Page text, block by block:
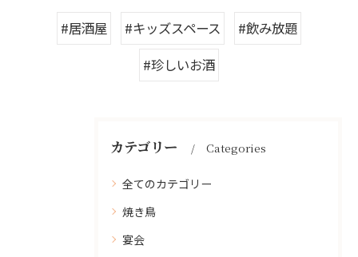
#居酒屋 #キッズスペース
#飲み放題
#珍しいお酒
カテゴリー Categories
全てのカテゴリー
焼き鳥
宴会